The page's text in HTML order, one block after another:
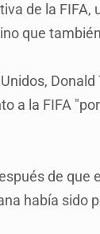
de la
que
a la FIFA
de que
había sido